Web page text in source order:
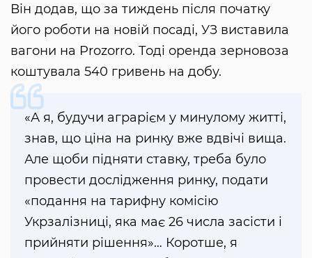
Він додав, що за тиждень після початку
його роботи на новій посаді, УЗ виставила
вагони на Prozorro. Тоді оренда зерновоза
коштувала 540 гривень на добу.
«А я, будучи аграрієм у минулому житті,
знав, що ціна на ринку вже вдвічі вища.
Але щоби підняти ставку, треба було
провести дослідження ринку, подати
«подання на тарифну комісію
Укрзалізниці, яка має 26 числа засісти і
прийняти рішення»… Коротше, я